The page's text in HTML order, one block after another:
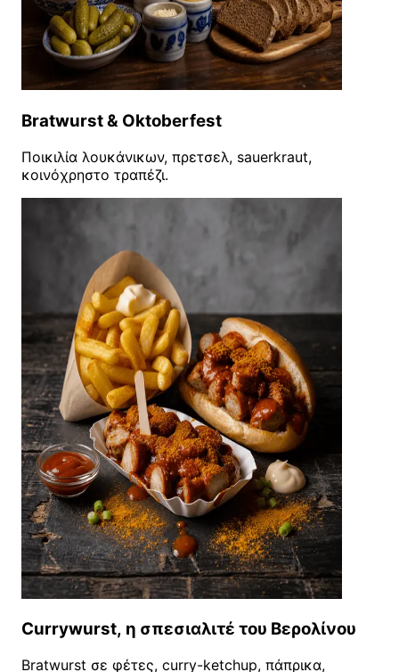
Bratwurst & Oktoberfest
Ποικιλία λουκάνικων, πρετσελ, sauerkraut,
κοινόχρηστο τραπέζι.
Currywurst, η σπεσιαλιτέ του Βερολίνου
Bratwurst σε φέτες, curry-ketchup, πάπρικα,